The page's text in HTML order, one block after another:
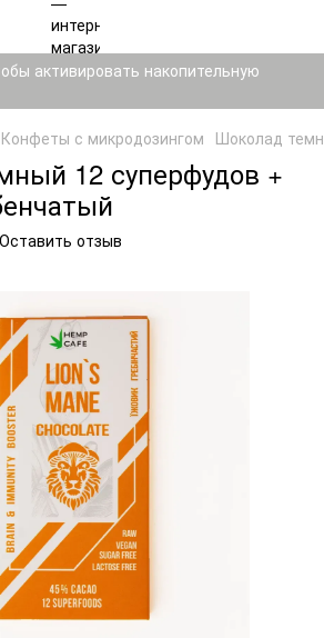
активировать накопительную
Конфеты с микродозингом Шоколад
12 суперфудов +
Оставить отзыв